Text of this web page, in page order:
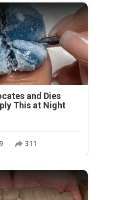
and Dies
This at Night
311